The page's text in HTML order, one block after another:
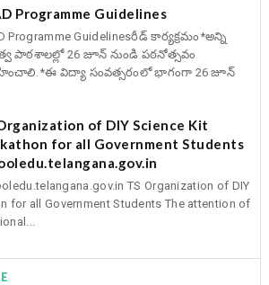
Programme Guidelines
Programme Guidelinesరీడ్ కార్యక్రమం*అన్ని
పాఠశాలల్లో 26 జూన్ నుండి పఠనోత్సవం
విద్యా సంవత్సరంలో భాగంగా 26 జూన్
of DIY Science Kit
for all Government Students
TS Organization of DIY
for all Government Students The attention of